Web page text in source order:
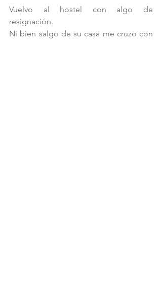
Vuelvo al hostel con algo de
resignación.
Ni bien salgo de su casa me cruzo con